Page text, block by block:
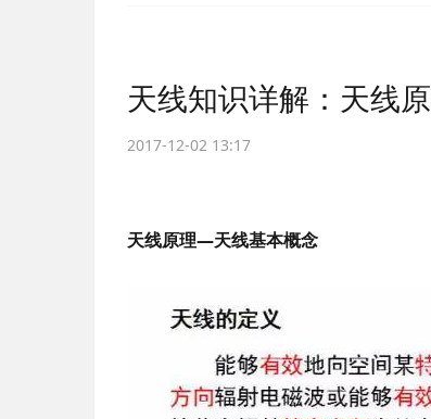
天线知识详解：天线
2017-12-02 13:17
天线原理—天线基本概念